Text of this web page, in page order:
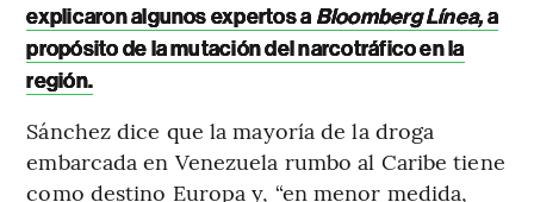
explicaron algunos expertos a Bloomberg Línea,a
propósito de la mutación del narcotráfico en la
región.
Sánchez dice que la mayoría de la droga
embarcada en Venezuela rumbo al Caribe tiene
como destino Europa y, “en menor medida,